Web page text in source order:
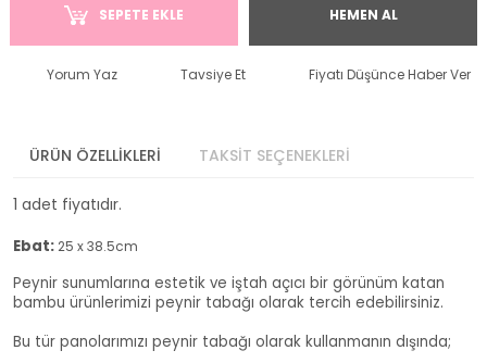
SEPETE EKLE HEMEN AL
Yorum Yaz Tavsiye Et Fiyatı Düşünce Haber Ver
ÜRÜN ÖZELLİKLERİ TAKSİT SEÇENEKLERİ
1 adet fiyatıdır.
Ebat: 25 x 38.5cm
Peynir sunumlarına estetik ve iştah açıcı bir görünüm katan
bambu ürünlerimizi peynir tabağı olarak tercih edebilirsiniz.
Bu tür panolarımızı peynir tabağı olarak kullanmanın dışında;